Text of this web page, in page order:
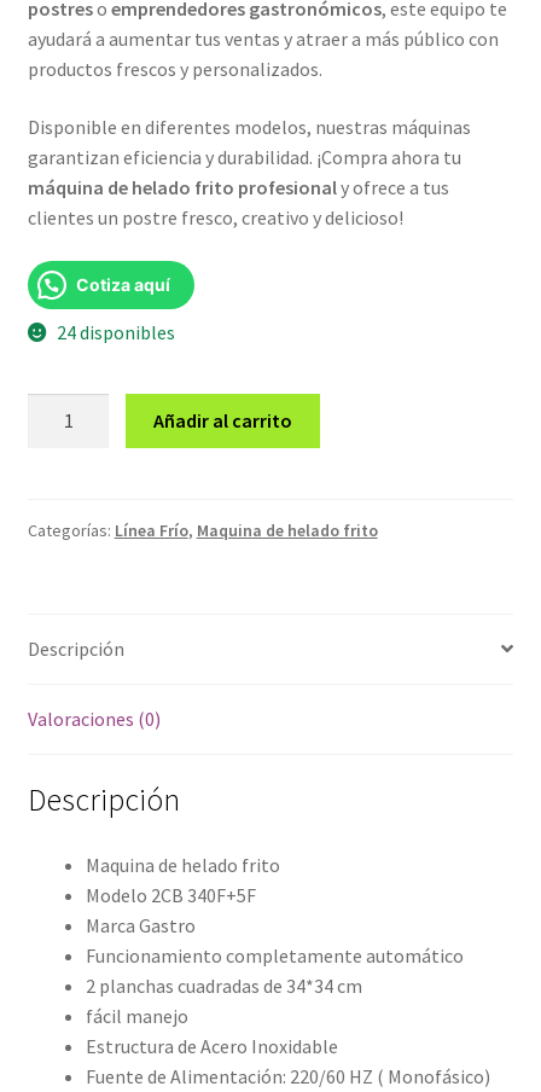
postreso emprendedores gastronómicos, este equipo te
ayudará a aumentar tus ventas y atraer a más público con
productos frescos y personalizados.
Disponible en diferentes modelos, nuestras máquinas
garantizan eficiencia y durabilidad. ¡Compra ahora tu
máquina de helado frito profesionaly ofrece a tus
clientes un postre fresco, creativo y delicioso!
Cotiza aquí
24 disponibles
2
5
cantidad
Añadir al carrito
Categorías: Línea Frío, Maquina de helado frito
Descripción
Valoraciones (0)
Descripción
Maquina de helado frito
Modelo 2CB 340F+5F
Marca Gastro
Funcionamiento completamente automático
2 planchas cuadradas de 34*34 cm
fácil manejo
Estructura de Acero Inoxidable
Fuente de Alimentación: 220/60 HZ ( Monofásico)